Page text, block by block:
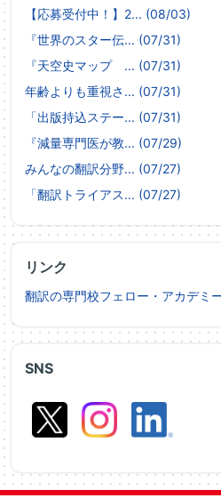
SNS
【応募受付中！】2... (08/03)
『世界のスター伝... (07/31)
『天空史マップ ... (07/31)
年齢よりも重視さ... (07/31)
「出版持込ステー... (07/31)
『減量専門医が教... (07/29)
みんなの翻訳分野... (07/27)
「翻訳トライアス... (07/27)
リンク
翻訳の専門校フェロー・アカデミ